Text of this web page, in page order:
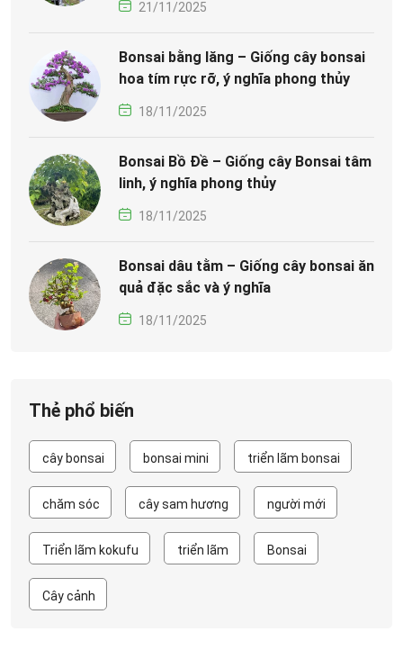
21/11/2025
Bonsai bằng lăng – Giống cây bonsai
hoa tím rực rỡ, ý nghĩa phong thủy
18/11/2025
Bonsai Bồ Đề – Giống cây Bonsai tâm
linh, ý nghĩa phong thủy
18/11/2025
Bonsai dâu tằm – Giống cây bonsai ăn
quả đặc sắc và ý nghĩa
18/11/2025
Thẻ phổ biến
cây bonsai bonsai mini triển lãm bonsai
chăm sóc cây sam hương người mới
Triển lãm kokufu triển lãm Bonsai
Cây cảnh